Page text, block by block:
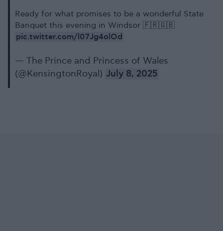
Ready for what promises to be a wonderful State
Banquet this evening in Windsor 🇫🇷🇬🇧
pic.twitter.com/l07Jg4olOd
— The Prince and Princess of Wales
(@KensingtonRoyal) July 8, 2025